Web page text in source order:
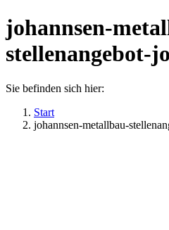
johannsen-
stellenangebot-
Sie befinden sich hier:
Start
johannsen-metallbau-